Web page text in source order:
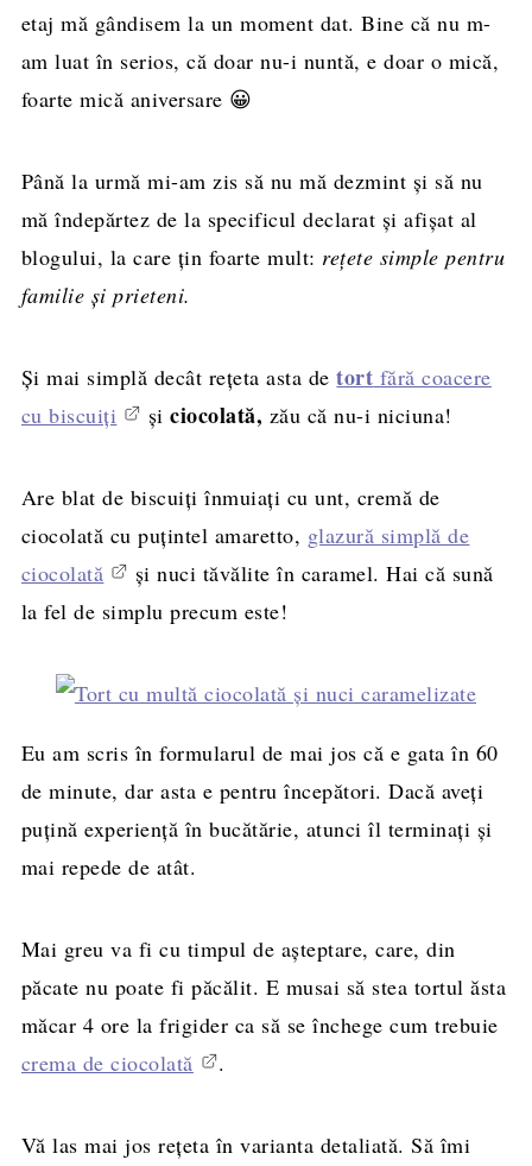
etaj mă gândisem la un moment dat. Bine că nu m-
am luat în serios, că doar nu-i nuntă, e doar o mică,
foarte mică aniversare 😀
Până la urmă mi-am zis să nu mă dezmint şi să nu
mă îndepărtez de la specificul declarat şi afişat al
blogului, la care ţin foarte mult: reţete simple pentru
familie şi prieteni.
Şi mai simplă decât reţeta asta detort fără coacere
cu biscuiți
șiciocolată, zău că nu-i niciuna!
Are blat de biscuiţi înmuiaţi cu unt, cremă de
ciocolată cu puţintel amaretto, glazură simplă de
ciocolată
şi nuci tăvălite în caramel. Hai că sună
la fel de simplu precum este!
Eu am scris în formularul de mai jos că e gata în 60
de minute, dar asta e pentru începători. Dacă aveţi
puţină experienţă în bucătărie, atunci îl terminaţi și
mai repede de atât.
Mai greu va fi cu timpul de aşteptare, care, din
păcate nu poate fi păcălit. E musai să stea tortul ăsta
măcar 4 ore la frigider ca să se închege cum trebuie
crema de ciocolată
.
Vă las mai jos reţeta în varianta detaliată. Să îmi